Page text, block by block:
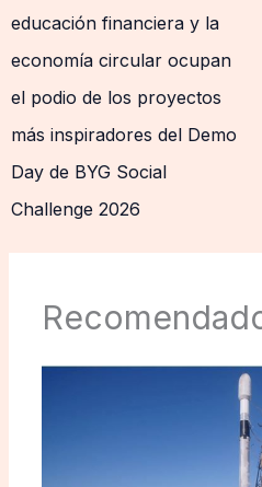
educación financiera y la
economía circular ocupan
el podio de los proyectos
más inspiradores del Demo
Day de BYG Social
Challenge 2026